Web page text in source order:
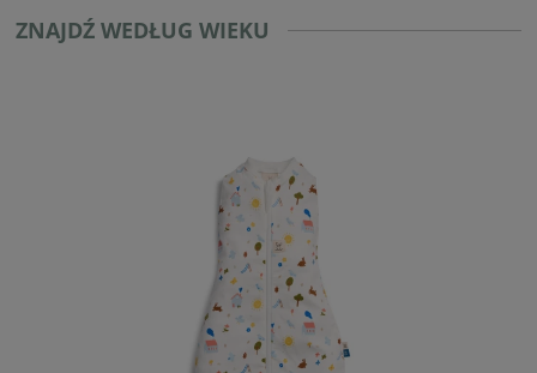
ZNAJDŹ WEDŁUG WIEKU